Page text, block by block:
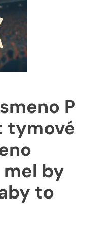
P
tymové
by
to